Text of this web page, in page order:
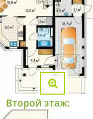
Второй этаж: